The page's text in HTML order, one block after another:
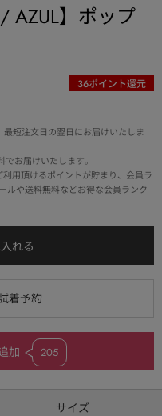
/ AZUL】ポップ
36ポイント還元
短注文日の翌日にお届けいたしま
でお届けいたします。
用頂けるポイントが貯まり、会員ラ
ルや送料無料などお得な会員ランク
加 205
サイズ